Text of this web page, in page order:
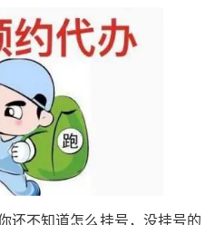
还不知道怎么挂号，没挂号的